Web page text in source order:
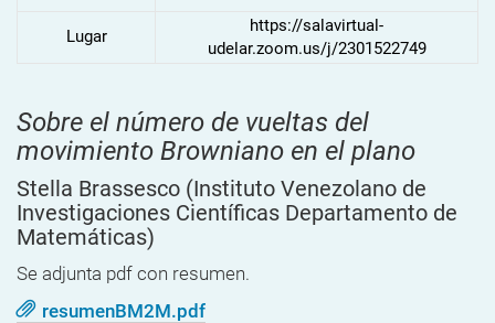
Lugar
https://salavirtual-
udelar.zoom.us/j/2301522749
Sobre el número de vueltas del
movimiento Browniano en el plano
Stella Brassesco (Instituto Venezolano de
Investigaciones Científicas Departamento de
Matemáticas)
Se adjunta pdf con resumen.
resumenBM2M.pdf